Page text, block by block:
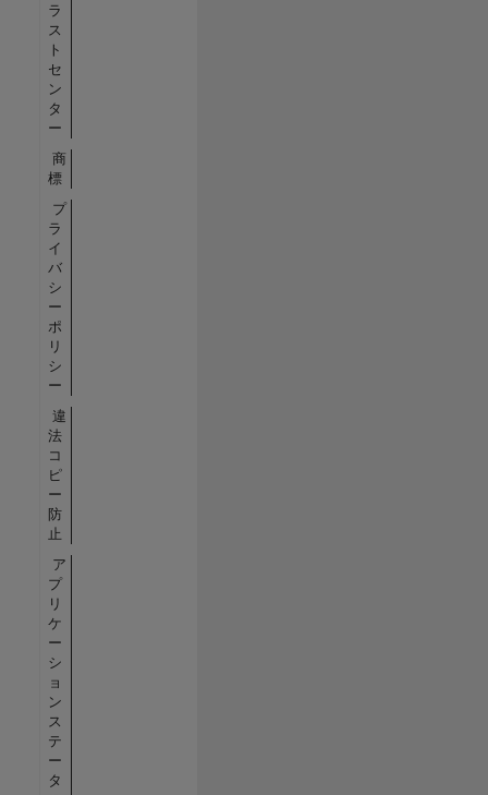
ラ
ス
ト
セ
ン
タ
ー
商
標
プ
ラ
イ
バ
シ
ー
ポ
リ
シ
ー
違
法
コ
ピ
ー
防
止
ア
プ
リ
ケ
ー
シ
ョ
ン
ス
テ
ー
タ